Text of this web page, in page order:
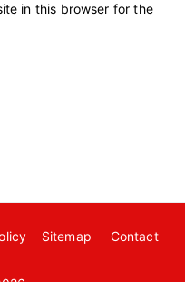
in this browser for the
Sitemap
Contact